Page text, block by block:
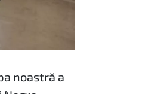
noastră a